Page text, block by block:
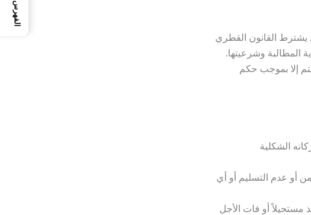
يشترط القانون القطري
المطالبة وشرعيتها.
183) أن فسخ العقد لا يتم إلا بموجب حكم
الشكلية
أو عدم التسليم أو أي
مستحيلاً أو فات الأجل
الفهرس